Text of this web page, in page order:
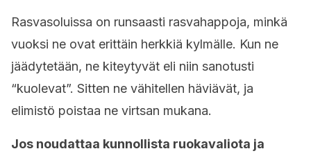
Rasvasoluissa on runsaasti rasvahappoja, minkä
vuoksi ne ovat erittäin herkkiä kylmälle. Kun ne
jäädytetään, ne kiteytyvät eli niin sanotusti
“kuolevat”. Sitten ne vähitellen häviävät, ja
elimistö poistaa ne virtsan mukana.
Jos noudattaa kunnollista ruokavaliota ja